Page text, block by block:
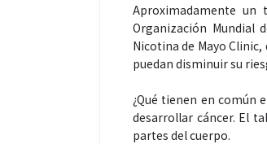
Aproximadamente
Organización Mundial
Nicotina de Mayo
puedan disminuir su
¿Qué tienen en común
desarrollar cáncer. El
partes del cuerpo.